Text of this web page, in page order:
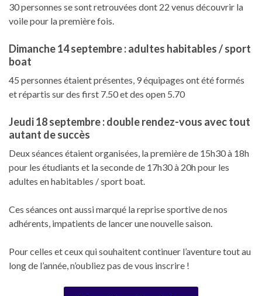
30 personnes se sont retrouvées dont 22 venus découvrir la
voile pour la première fois.
Dimanche 14 septembre : adultes habitables / sport
boat
45 personnes étaient présentes, 9 équipages ont été formés
et répartis sur des first 7.50 et des open 5.70
Jeudi 18 septembre : double rendez-vous avec tout
autant de succès
Deux séances étaient organisées, la première de 15h30 à 18h
pour les étudiants et la seconde de 17h30 à 20h pour les
adultes en habitables / sport boat.
Ces séances ont aussi marqué la reprise sportive de nos
adhérents, impatients de lancer une nouvelle saison.
Pour celles et ceux qui souhaitent continuer l’aventure tout au
long de l’année, n’oubliez pas de vous inscrire !